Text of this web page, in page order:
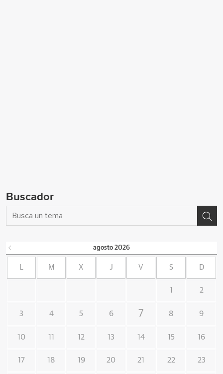
Buscador
agosto 2026
L M X J V S D
1 2
3 4 5 6 7 8 9
10 11 12 13 14 15 16
17 18 19 20 21 22 23